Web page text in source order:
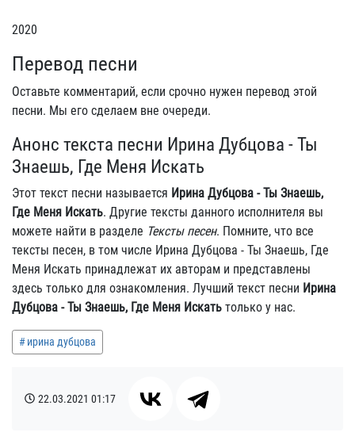
2020
Перевод песни
Оставьте комментарий, если срочно нужен перевод этой
песни. Мы его сделаем вне очереди.
Анонс текста песни Ирина Дубцова - Ты
Знаешь, Где Меня Искать
Этот текст песни называется Ирина Дубцова - Ты Знаешь,
Где Меня Искать. Другие тексты данного исполнителя вы
можете найти в разделе Тексты песен. Помните, что все
тексты песен, в том числе Ирина Дубцова - Ты Знаешь, Где
Меня Искать принадлежат их авторам и представлены
здесь только для ознакомления. Лучший текст песни Ирина
Дубцова - Ты Знаешь, Где Меня Искать только у нас.
ирина дубцова
22.03.2021 01:17